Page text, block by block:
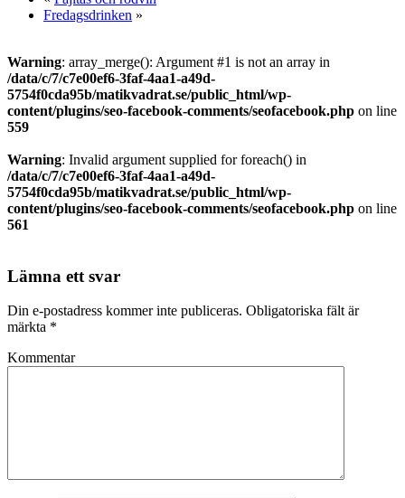
Fredagsdrinken »
Warning: array_merge(): Argument #1 is not an array in
/data/c/7/c7e00ef6-3faf-4aa1-a49d-
5754f0cda95b/matikvadrat.se/public_html/wp-
content/plugins/seo-facebook-comments/seofacebook.php on line
559
Warning: Invalid argument supplied for foreach() in
/data/c/7/c7e00ef6-3faf-4aa1-a49d-
5754f0cda95b/matikvadrat.se/public_html/wp-
content/plugins/seo-facebook-comments/seofacebook.php on line
561
Lämna ett svar
Din e-postadress kommer inte publiceras. Obligatoriska fält är
märkta *
Kommentar